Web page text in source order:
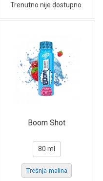
Trenutno nije dostupno.
Boom Shot
80 ml
Trešnja-malina